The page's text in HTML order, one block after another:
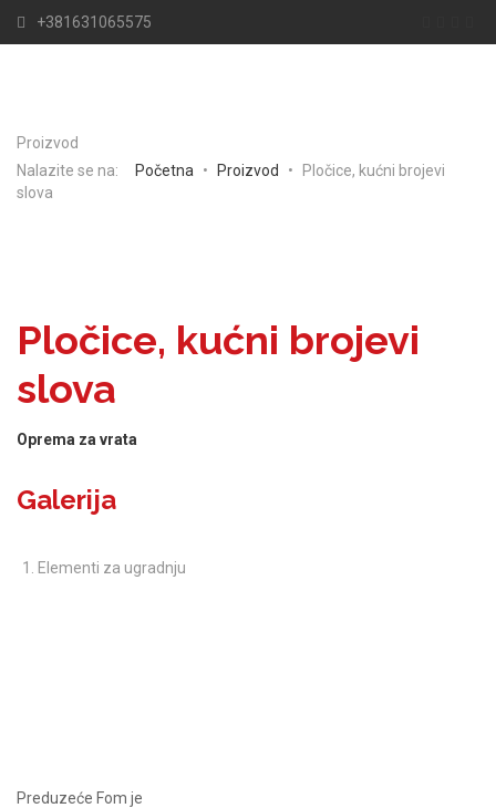
+381631065575
Proizvod
Nalazite se na:
Početna • Proizvod •
Pločice, kućni brojevi
slova
Pločice, kućni brojevi
slova
Oprema za vrata
Galerija
Elementi za ugradnju
Preduzeće Fom je